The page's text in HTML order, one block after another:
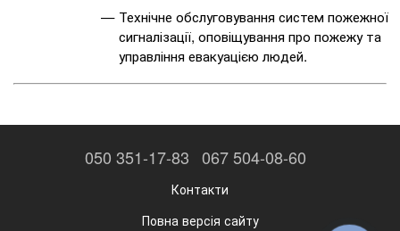
Технічне обслуговування систем пожежної
сигналізації, оповіщування про пожежу та
управління евакуацією людей.
050 351-17-83 067 504-08-60
Контакти
Повна версія сайту